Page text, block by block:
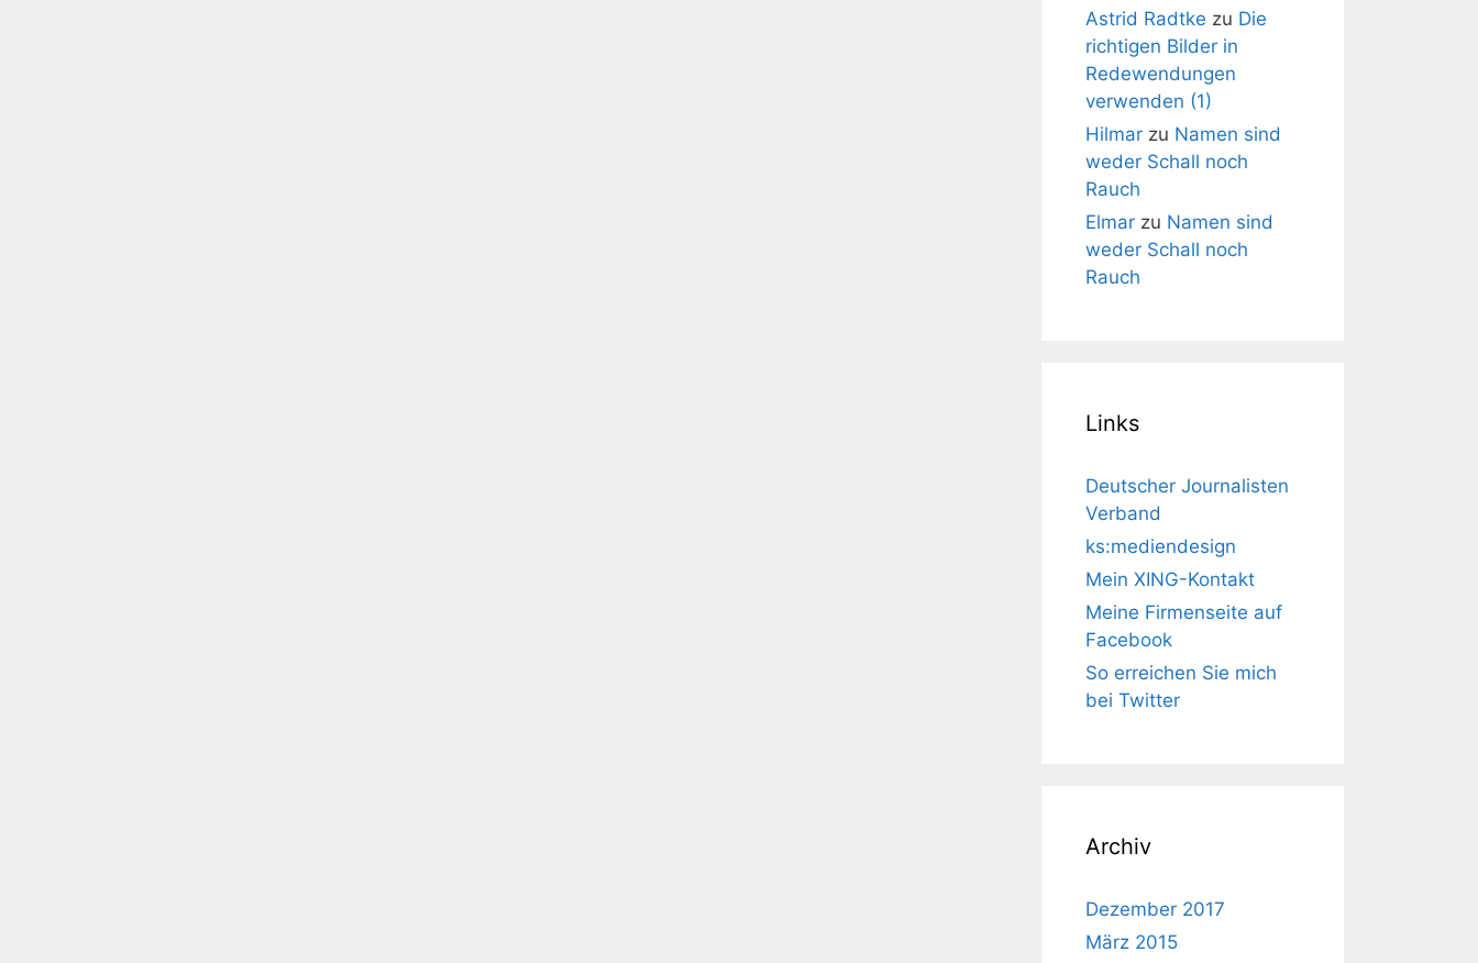
Astrid Radtke zu Die
richtigen Bilder in
Redewendungen
verwenden (1)
Hilmar zu Namen sind
weder Schall noch
Rauch
Elmar zu Namen sind
weder Schall noch
Rauch
Links
Deutscher Journalisten
Verband
ks:mediendesign
Mein XING-Kontakt
Meine Firmenseite auf
Facebook
So erreichen Sie mich
bei Twitter
Archiv
Dezember 2017
März 2015